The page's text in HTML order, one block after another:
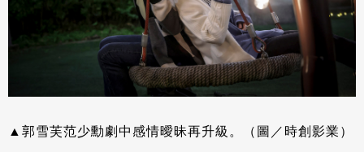
▲郭雪芙范少勳劇中感情曖昧再升級。（圖／時創影業）